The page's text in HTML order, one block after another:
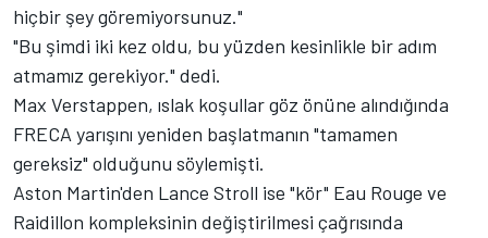
hiçbir şey göremiyorsunuz."
"Bu şimdi iki kez oldu, bu yüzden kesinlikle bir adım
atmamız gerekiyor." dedi.
Max Verstappen, ıslak koşullar göz önüne alındığında
FRECA yarışını yeniden başlatmanın "tamamen
gereksiz" olduğunu söylemişti.
Aston Martin'den Lance Stroll ise "kör" Eau Rouge ve
Raidillon kompleksinin değiştirilmesi çağrısında